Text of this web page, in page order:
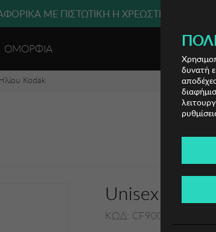
ΜΕ ΠΙΣΤΩΤΙΚΗ Ή ΧΡΕΩΣΤΙΚΗ ΚΑΡΤΑ,
ΟΜΟΡΦΙΑ
Kodak
Unisex
ΚΩΔ: CF90010-645
δυνατή